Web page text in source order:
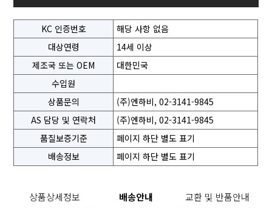
KC 인증번호
해당 사항 없음
대상연령
14세 이상
제조국 또는 OEM
대한민국
수입원
상품문의
(주)엔하비, 02-3141-9845
AS 담당 및 연락처
(주)엔하비, 02-3141-9845
품질보증기준
페이지 하단 별도 표기
배송정보
페이지 하단 별도 표기
상품상세정보 배송안내 교환 및 반품안내